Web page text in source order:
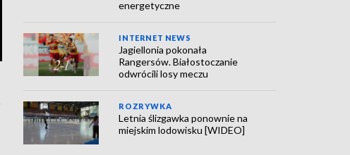
energetyczne
INTERNET NEWS
Jagiellonia pokonała
Rangersów. Białostoczanie
odwrócili losy meczu
ROZRYWKA
Letnia ślizgawka ponownie na
miejskim lodowisku [WIDEO]